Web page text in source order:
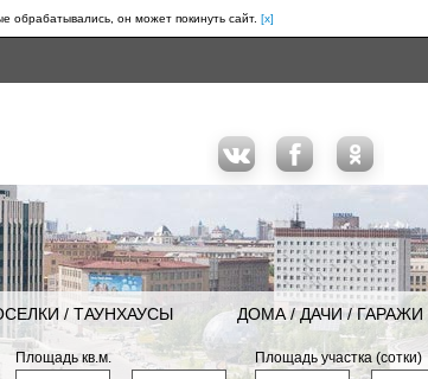
обрабатывались, он может покинуть сайт. [x]
/ ТАУНХАУСЫ ДОМА / ДАЧИ / ГАРАЖИ
Площадь кв.м.
Площадь участка (сотки)